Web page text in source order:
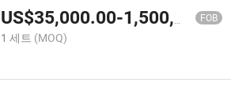
US$35,000.00-1,500,000.00 FOB
1 세트 (MOQ)